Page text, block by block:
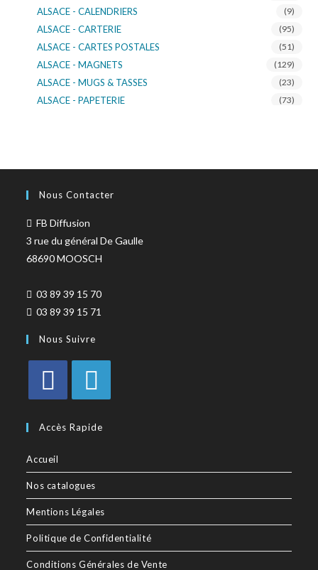
ALSACE - CALENDRIERS (9)
ALSACE - CARTERIE (95)
ALSACE - CARTES POSTALES (51)
ALSACE - MAGNETS (129)
ALSACE - MUGS & TASSES (23)
ALSACE - PAPETERIE (73)
Nous Contacter
FB Diffusion
3 rue du général De Gaulle
68690 MOOSCH
03 89 39 15 70
03 89 39 15 71
Nous Suivre
Accès Rapide
Accueil
Nos catalogues
Mentions Légales
Politique de Confidentialité
Conditions Générales de Vente